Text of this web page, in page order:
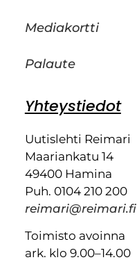
Mediakortti
Palaute
Yhteystiedot
Uutislehti Reimari
Maariankatu 14
49400 Hamina
Puh. 0104 210 200
reimari@reimari.fi
Toimisto avoinna
ark. klo 9.00–14.00